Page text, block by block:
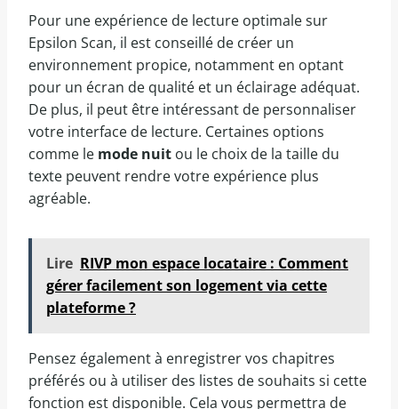
Pour une expérience de lecture optimale sur
Epsilon Scan, il est conseillé de créer un
environnement propice, notamment en optant
pour un écran de qualité et un éclairage adéquat.
De plus, il peut être intéressant de personnaliser
votre interface de lecture. Certaines options
comme le mode nuit ou le choix de la taille du
texte peuvent rendre votre expérience plus
agréable.
Lire RIVP mon espace locataire : Comment
gérer facilement son logement via cette
plateforme ?
Pensez également à enregistrer vos chapitres
préférés ou à utiliser des listes de souhaits si cette
fonction est disponible. Cela vous permettra de